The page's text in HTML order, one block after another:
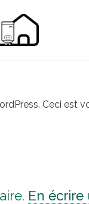
Ceci est
. En écrire